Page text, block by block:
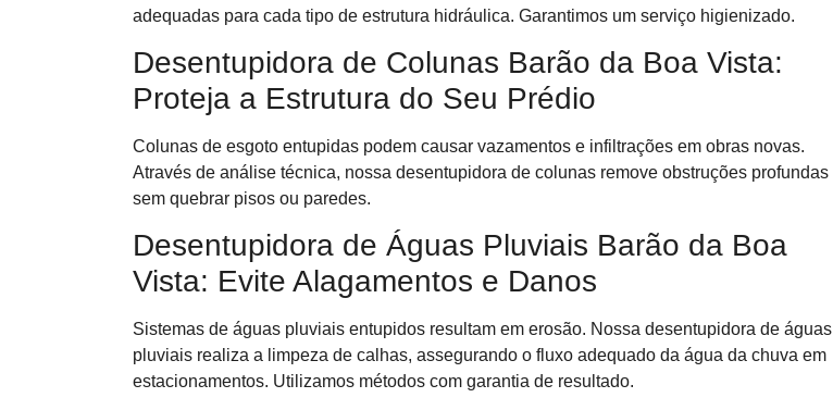
adequadas para cada tipo de estrutura hidráulica. Garantimos um serviço higienizado.
Desentupidora de Colunas Barão da Boa Vista:
Proteja a Estrutura do Seu Prédio
Colunas de esgoto entupidas podem causar vazamentos e infiltrações em obras novas.
Através de análise técnica, nossa desentupidora de colunas remove obstruções profundas
sem quebrar pisos ou paredes.
Desentupidora de Águas Pluviais Barão da Boa
Vista: Evite Alagamentos e Danos
Sistemas de águas pluviais entupidos resultam em erosão. Nossa desentupidora de águas
pluviais realiza a limpeza de calhas, assegurando o fluxo adequado da água da chuva em
estacionamentos. Utilizamos métodos com garantia de resultado.